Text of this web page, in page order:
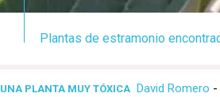
Plantas de estramonio
UNA PLANTA MUY TÓXICA David Romero -